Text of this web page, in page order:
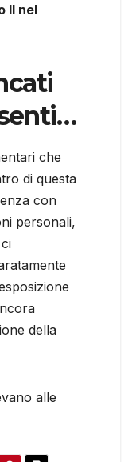
II nel
che
di questa
con
personali,
della
alle